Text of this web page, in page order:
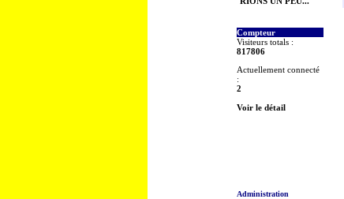
Compteur
Visiteurs totals :
817806
Actuellement connecté
:
2
Voir le détail
Administration